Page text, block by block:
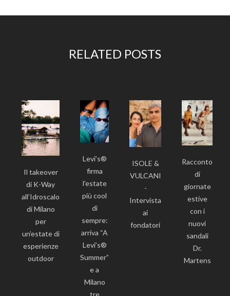
RELATED POSTS
Il takeover
di K-Way
all’Idroscalo
di Milano
per
un’estate di
esperienze
outdoor
Levi’s®
firma
l’estate
più cool
di
sempre:
arriva “A
Levi’s®
Summer”
e a
Milano
tre
ISOLE &
VULCANI
-
Intervista
ai
fondatori
Racconto
di
giornate
estive
con i
nuovi
sandali
Dr.
Martens